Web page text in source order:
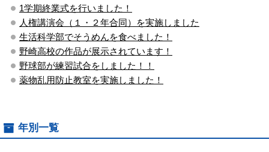
1学期終業式を行いました！
人権講演会（１・２年合同）を実施しました
生活科学部でそうめんを食べました！
野崎高校の作品が展示されています！
野球部が練習試合をしました！！
薬物乱用防止教室を実施しました！
年別一覧